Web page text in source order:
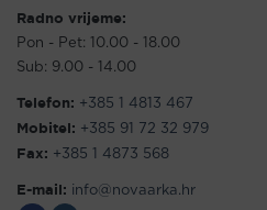
Radno vrijeme:
Pon - Pet: 10.00 - 18.00
Sub: 9.00 - 14.00
Telefon: +385 1 4813 467
Mobitel: +385 91 72 32 979
Fax: +385 1 4873 568
E-mail: info@novaarka.hr